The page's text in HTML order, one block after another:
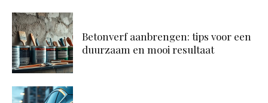
Betonverf aanbrengen: tips voor een
duurzaam en mooi resultaat